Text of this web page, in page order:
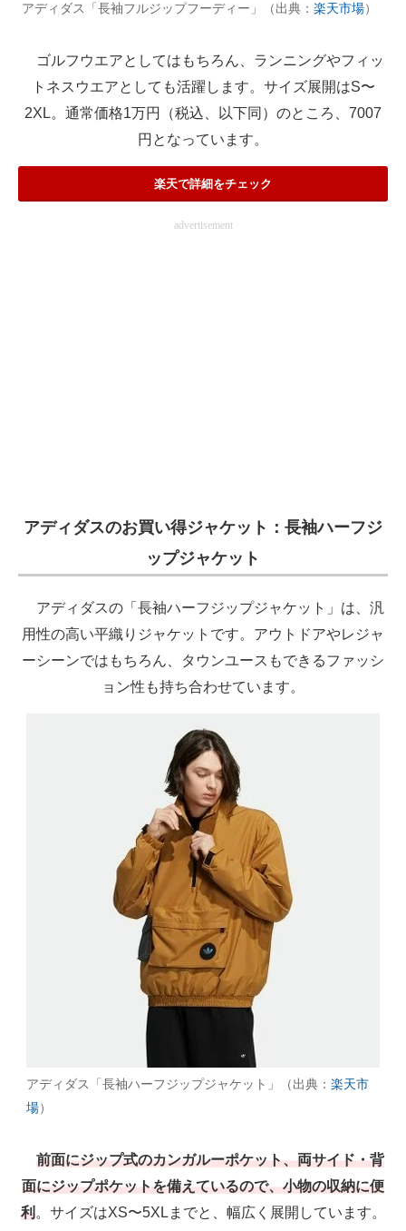
アディダス「長袖フルジップフーディー」（出典： 楽天市場）
ゴルフウエアとしてはもちろん、ランニングやフィッ
トネスウエアとしても活躍します。サイズ展開はS〜
2XL。通常価格1万円（税込、以下同）のところ、7007
円となっています。
楽天で詳細をチェック
advertisement
アディダスのお買い得ジャケット：長袖ハーフジ
ップジャケット
アディダスの「長袖ハーフジップジャケット」は、汎
用性の高い平織りジャケットです。アウトドアやレジャ
ーシーンではもちろん、タウンユースもできるファッシ
ョン性も持ち合わせています。
アディダス「長袖ハーフジップジャケット」（出典： 楽天市
場）
前面にジップ式のカンガルーポケット、両サイド・背
面にジップポケットを備えているので、小物の収納に便
利 。サイズはXS〜5XLまでと、幅広く展開しています。